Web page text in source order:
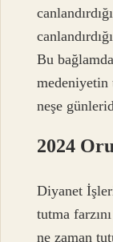
Bu
medeniyetin
neşe
2024
Diyanet
tutma
ne zaman